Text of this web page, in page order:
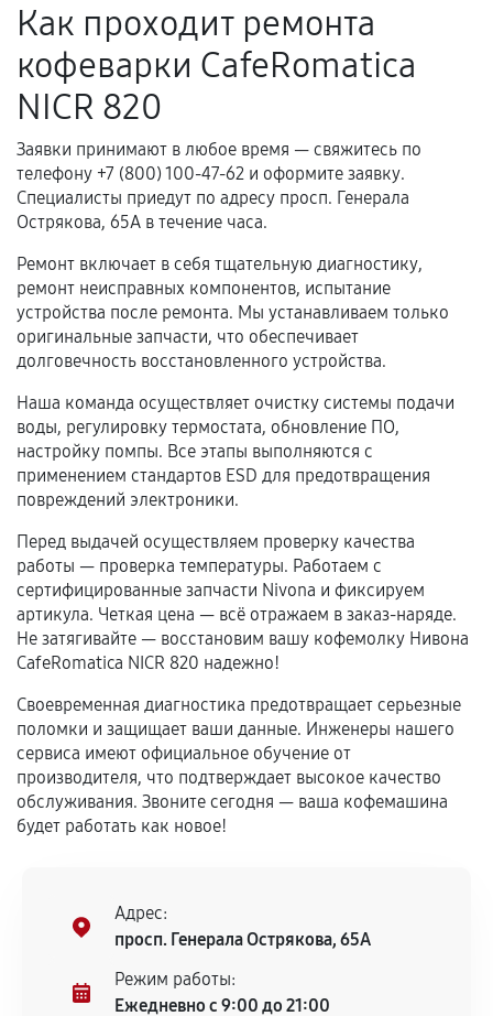
Когда гарантия не действует
механические повреждения, попадание влаги,
перегрев, коррозия.
Самостоятельный ремонт или вмешательство
Естественный износ деталей, если иное не
предусмотрено отдельно.
Обращение после окончания гарантийного
срока.
Программные сбои, если это не указано в
отдельных условиях.
Если комплектующие куплены
самостоятельно
Гарантия на выполненные работы может
сохраняться полностью или частично, если
соблюдены следующие условия:
техническим параметрам и не имеют внешних
дефектов.
Установка была выполнена нашим сервисным
центром.
При этом гарантия на сами комплектующие
сервисный центр ответственности не несет.
Как проходит ремонта
кофеварки CafeRomatica
NICR 820
Заявки принимают в любое время — свяжитесь по
телефону +7 (800) 100-47-62 и оформите заявку.
Специалисты приедут по адресу просп. Генерала
Острякова, 65А в течение часа.
Ремонт включает в себя тщательную диагностику,
ремонт неисправных компонентов, испытание
устройства после ремонта. Мы устанавливаем только
оригинальные запчасти, что обеспечивает
долговечность восстановленного устройства.
Наша команда осуществляет очистку системы подачи
воды, регулировку термостата, обновление ПО,
настройку помпы. Все этапы выполняются с
применением стандартов ESD для предотвращения
повреждений электроники.
Перед выдачей осуществляем проверку качества
работы — проверка температуры. Работаем с
сертифицированные запчасти Nivona и фиксируем
артикула. Четкая цена — всё отражаем в заказ-наряде.
Не затягивайте — восстановим вашу кофемолку Нивона
CafeRomatica NICR 820 надежно!
Своевременная диагностика предотвращает серьезные
поломки и защищает ваши данные. Инженеры нашего
сервиса имеют официальное обучение от
производителя, что подтверждает высокое качество
обслуживания. Звоните сегодня — ваша кофемашина
будет работать как новое!
Адрес:
просп. Генерала Острякова, 65А
Режим работы:
Ежедневно с 9:00 до 21:00